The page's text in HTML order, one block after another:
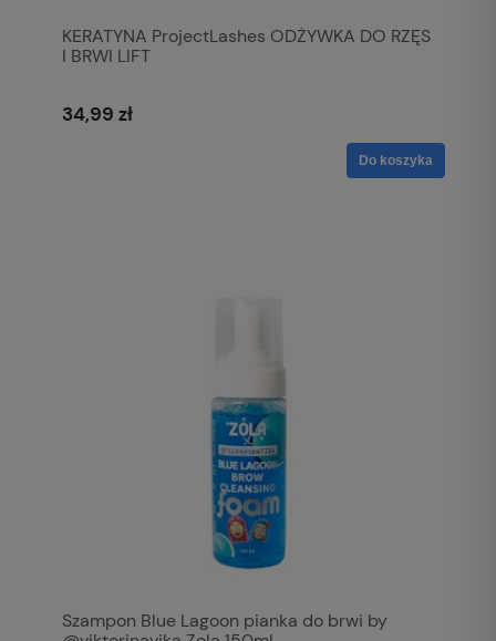
KERATYNA ProjectLashes ODŻYWKA DO RZĘS
I BRWI LIFT
34,99 zł
Do koszyka
Szampon Blue Lagoon pianka do brwi by